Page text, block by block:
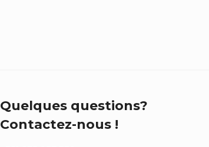
Quelques questions?
Contactez-nous !